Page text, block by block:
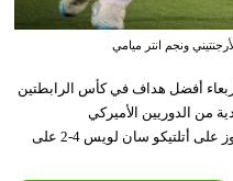
ونجم انتر ميامي
أفضل هداف في كأس الرابطتين
من الدوريين الأميركي
والمكسيكي، بعدما قاد إنتر ميامي إلى الفوز على أتلتيكو سان لويس 4-2 على